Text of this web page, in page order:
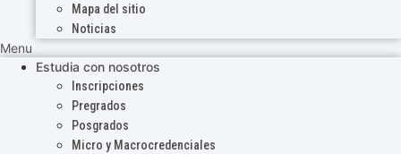
Mapa del sitio
Noticias
Menu
Estudia con nosotros
Inscripciones
Pregrados
Posgrados
Micro y Macrocredenciales